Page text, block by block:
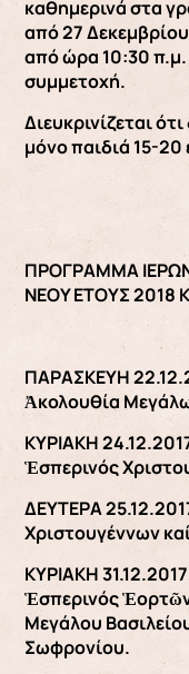
καθημερινά στα
από 27
από ώρα 10:30
συμμετοχή.
Διευκρινίζεται
μόνο παιδιά 15-20
ΠΡΟΓΡΑΜΜΑ
ΝΕΟΥ ΕΤΟΥΣ 2018
ΠΑΡΑΣΚΕΥΗ
Ἀκολουθία
ΚΥΡΙΑΚΗ
Ἑσπερινός
ΔΕΥΤΕΡΑ
Χριστουγέννων
ΚΥΡΙΑΚΗ
Ἑσπερινός
Μεγάλου
Σωφρονίου.